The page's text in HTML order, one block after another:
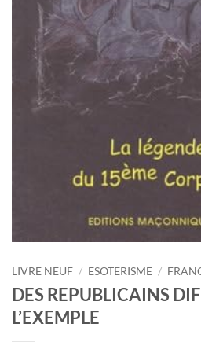
LIVRE NEUF / ESOTERISME /
DES REPUBLICAINS
L’EXEMPLE